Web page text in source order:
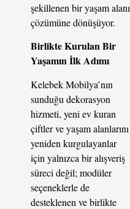
şekillenen bir yaşam alanı
çözümüne dönüşüyor.
Birlikte Kurulan Bir
Yaşamın İlk Adımı
Kelebek Mobilya’nın
sunduğu dekorasyon
hizmeti, yeni ev kuran
çiftler ve yaşam alanlarını
yeniden kurgulayanlar
için yalnızca bir alışveriş
süreci değil; modüler
seçeneklerle de
desteklenen ve birlikte